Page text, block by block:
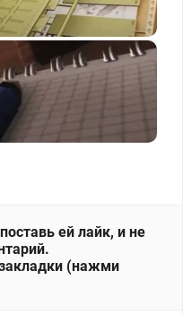
ей лайк, и не
(нажми